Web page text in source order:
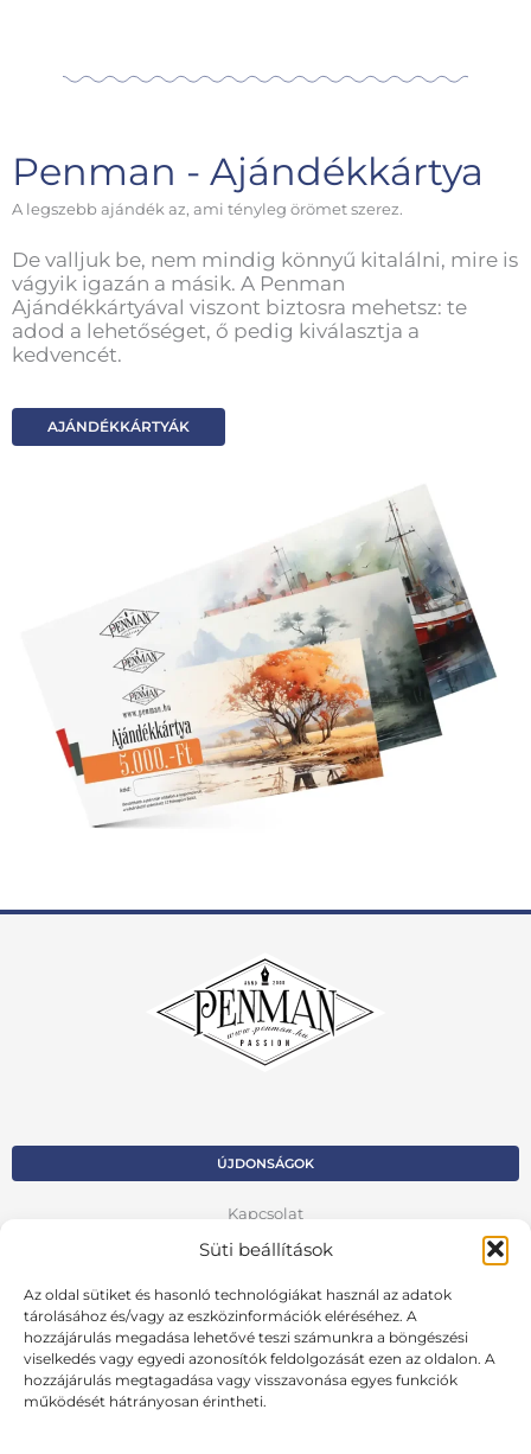
Süti beállítások
Az oldal sütiket és hasonló technológiákat használ az adatok
tárolásához és/vagy az eszközinformációk eléréséhez. A
hozzájárulás megadása lehetővé teszi számunkra a böngészési
viselkedés vagy egyedi azonosítók feldolgozását ezen az oldalon. A
hozzájárulás megtagadása vagy visszavonása egyes funkciók
működését hátrányosan érintheti.
Penman - Ajándékkártya
A legszebb ajándék az, ami tényleg örömet szerez.
De valljuk be, nem mindig könnyű kitalálni, mire is
vágyik igazán a másik. A Penman
Ajándékkártyával viszont biztosra mehetsz: te
adod a lehetőséget, ő pedig kiválasztja a
kedvencét.
AJÁNDÉKKÁRTYÁK
ÚJDONSÁGOK
Kapcsolat
Kosár
Fiók
Adatvédelmi szabályzat
VISSZA AZ ELŐZŐ OLDALRA